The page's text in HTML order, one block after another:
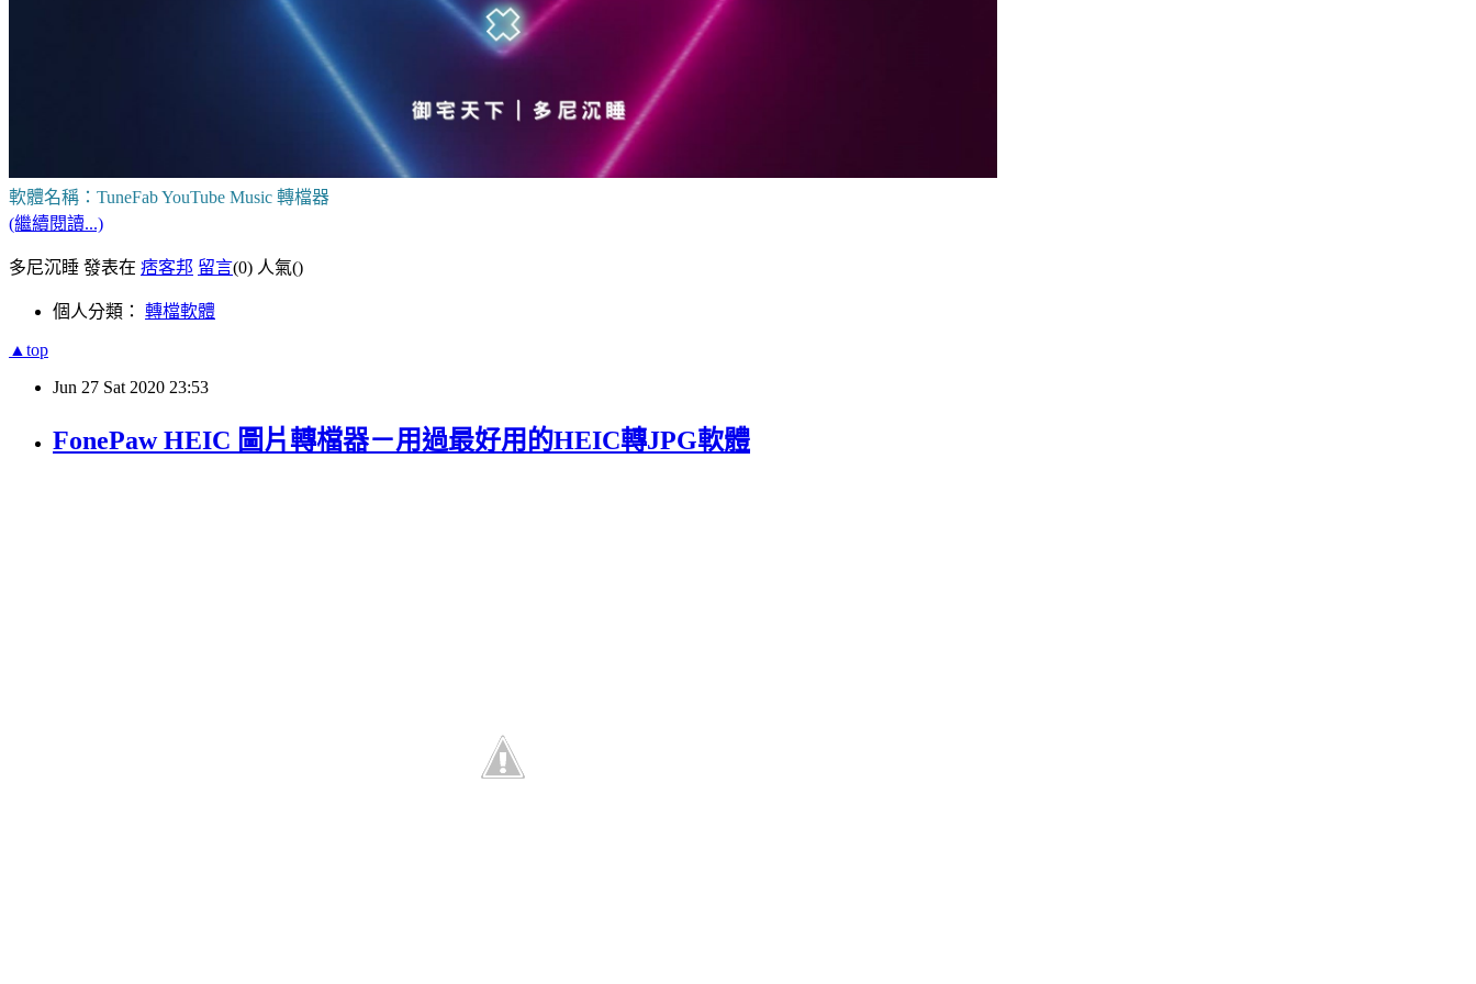
軟體名稱：TuneFab YouTube Music 轉檔器
(繼續閱讀...)
多尼沉睡 發表在 痞客邦 留言(0) 人氣()
個人分類： 轉檔軟體
▲top
Jun 27 Sat 2020 23:53
FonePaw HEIC 圖片轉檔器－用過最好用的HEIC轉JPG軟體